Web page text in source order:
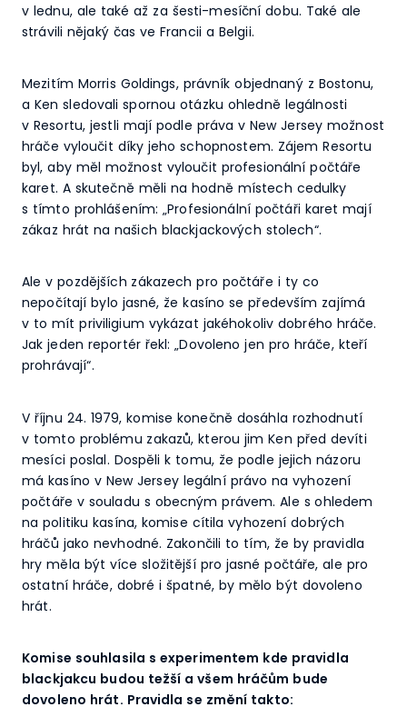
v lednu, ale také až za šesti-mesíční dobu. Také ale
strávili nějaký čas ve Francii a Belgii.
Mezitím Morris Goldings, právník objednaný z Bostonu,
a Ken sledovali spornou otázku ohledně legálnosti
v Resortu, jestli mají podle práva v New Jersey možnost
hráče vyloučit díky jeho schopnostem. Zájem Resortu
byl, aby měl možnost vyloučit profesionální počtáře
karet. A skutečně měli na hodně místech cedulky
s tímto prohlášením: „Profesionální počtáři karet mají
zákaz hrát na našich blackjackových stolech“.
Ale v pozdějších zákazech pro počtáře i ty co
nepočítají bylo jasné, že kasíno se především zajímá
v to mít priviligium vykázat jakéhokoliv dobrého hráče.
Jak jeden reportér řekl: „Dovoleno jen pro hráče, kteří
prohrávají“.
V říjnu 24. 1979, komise konečně dosáhla rozhodnutí
v tomto problému zakazů, kterou jim Ken před devíti
mesíci poslal. Dospěli k tomu, že podle jejich názoru
má kasíno v New Jersey legální právo na vyhození
počtáře v souladu s obecným právem. Ale s ohledem
na politiku kasína, komise cítila vyhození dobrých
hráčů jako nevhodné. Zakončili to tím, že by pravidla
hry měla být více složitější pro jasné počtáře, ale pro
ostatní hráče, dobré i špatné, by mělo být dovoleno
hrát.
Komise souhlasila s experimentem kde pravidla
blackjakcu budou težší a všem hráčům bude
dovoleno hrát. Pravidla se změní takto: